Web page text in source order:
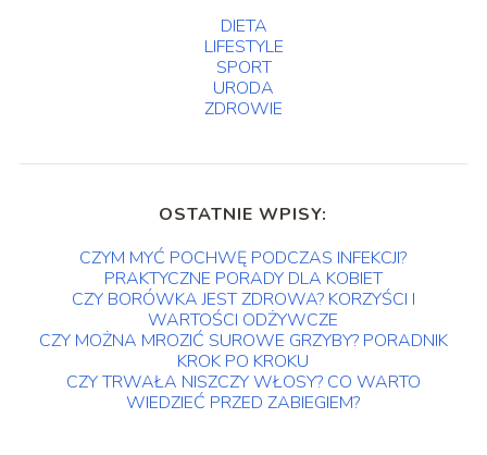
DIETA
LIFESTYLE
SPORT
URODA
ZDROWIE
OSTATNIE WPISY:
CZYM MYĆ POCHWĘ PODCZAS INFEKCJI?
PRAKTYCZNE PORADY DLA KOBIET
CZY BORÓWKA JEST ZDROWA? KORZYŚCI I
WARTOŚCI ODŻYWCZE
CZY MOŻNA MROZIĆ SUROWE GRZYBY? PORADNIK
KROK PO KROKU
CZY TRWAŁA NISZCZY WŁOSY? CO WARTO
WIEDZIEĆ PRZED ZABIEGIEM?